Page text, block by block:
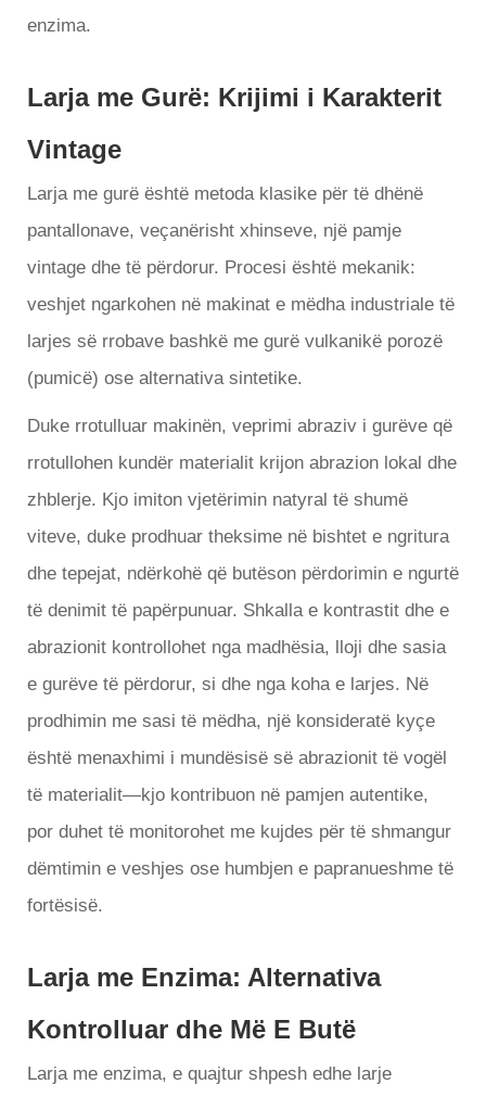
enzima.
Larja me Gurë: Krijimi i Karakterit
Vintage
Larja me gurë është metoda klasike për të dhënë
pantallonave, veçanërisht xhinseve, një pamje
vintage dhe të përdorur. Procesi është mekanik:
veshjet ngarkohen në makinat e mëdha industriale të
larjes së rrobave bashkë me gurë vulkanikë porozë
(pumicë) ose alternativa sintetike.
Duke rrotulluar makinën, veprimi abraziv i gurëve që
rrotullohen kundër materialit krijon abrazion lokal dhe
zhblerje. Kjo imiton vjetërimin natyral të shumë
viteve, duke prodhuar theksime në bishtet e ngritura
dhe tepejat, ndërkohë që butëson përdorimin e ngurtë
të denimit të papërpunuar. Shkalla e kontrastit dhe e
abrazionit kontrollohet nga madhësia, lloji dhe sasia
e gurëve të përdorur, si dhe nga koha e larjes. Në
prodhimin me sasi të mëdha, një konsideratë kyçe
është menaxhimi i mundësisë së abrazionit të vogël
të materialit—kjo kontribuon në pamjen autentike,
por duhet të monitorohet me kujdes për të shmangur
dëmtimin e veshjes ose humbjen e papranueshme të
fortësisë.
Larja me Enzima: Alternativa
Kontrolluar dhe Më E Butë
Larja me enzima, e quajtur shpesh edhe larje